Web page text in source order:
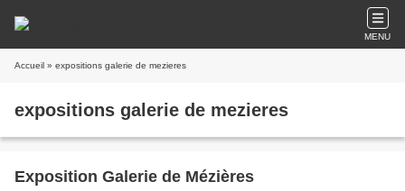
MENU
Accueil » expositions galerie de mezieres
expositions galerie de mezieres
Exposition Galerie de Mézières